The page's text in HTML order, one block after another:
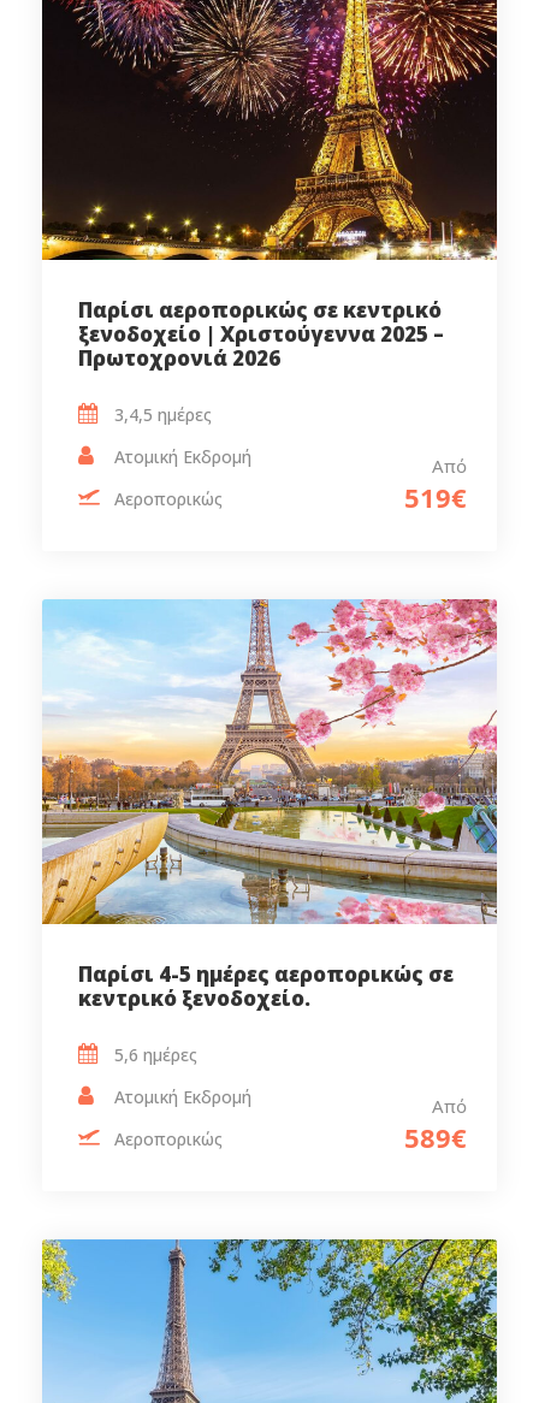
Παρίσι αεροπορικώς σε κεντρικό
ξενοδοχείο | Χριστούγεννα 2025 –
Πρωτοχρονιά 2026
Από
519€
3,4,5 ημέρες‎
Ατομική Εκδρομή
Αεροπορικώς
Παρίσι 4-5 ημέρες αεροπορικώς σε
κεντρικό ξενοδοχείο.
Από
589€
5,6 ημέρες‎
Ατομική Εκδρομή
Αεροπορικώς